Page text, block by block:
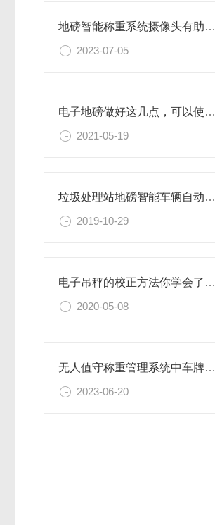
地磅智能称重系统​摄像头有助于车辆作假
2023-07-05
电子地磅做好这几点，可以使地磅更加耐用
2021-05-19
垃圾处理站地磅智能车辆自动识别称重系统（免费上门安装调试）
2019-10-29
电子吊秤的校正方法你学会了吗？
2020-05-08
无人值守称重管理系统中车牌识别的应用
2023-06-20